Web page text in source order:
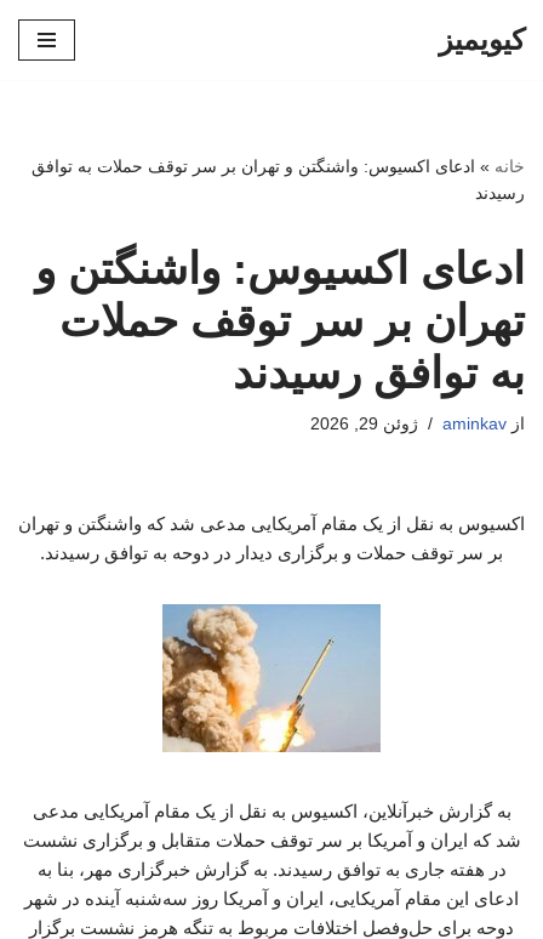
کیویمیز
خانه » ادعای اکسیوس: واشنگتن و تهران بر سر توقف حملات به توافق
رسیدند
ادعای اکسیوس: واشنگتن و
تهران بر سر توقف حملات
به توافق رسیدند
از aminkav ژوئن 29, 2026
اکسیوس به نقل از یک مقام آمریکایی مدعی شد که واشنگتن و تهران
بر سر توقف حملات و برگزاری دیدار در دوحه به توافق رسیدند.
به گزارش خبرآنلاین، اکسیوس به نقل از یک مقام آمریکایی مدعی
شد که ایران و آمریکا بر سر توقف حملات متقابل و برگزاری نشست
در هفته جاری به توافق رسیدند. به گزارش خبرگزاری مهر، بنا به
ادعای این مقام آمریکایی، ایران و آمریکا روز سه‌شنبه آینده در شهر
دوحه برای حل‌وفصل اختلافات مربوط به تنگه هرمز نشست برگزار